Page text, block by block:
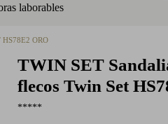
laborables
ORO
TWIN SET
flecos Twin Set
*****